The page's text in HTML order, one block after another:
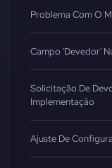
Problema Com O
Campo 'Devedor'
Solicitação De
Implementação
Ajuste De